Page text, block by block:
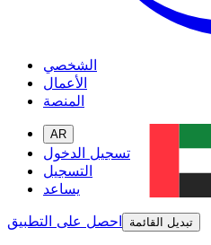
الشخصي
الأعمال
المنصة
AR
تسجيل الدخول
التسجيل
يساعد
احصل على التطبيق
تبديل القائمة